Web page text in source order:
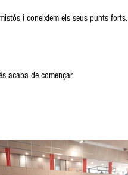
i coneixíem els seus punts forts.
acaba de començar.